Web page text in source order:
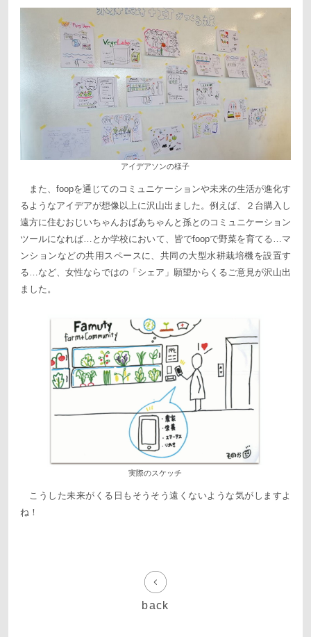
アイデアソンの様子
また、foopを通じてのコミュニケーションや未来の生活が進化す
るようなアイデアが想像以上に沢山出ました。例えば、２台購入し
遠方に住むおじいちゃんおばあちゃんと孫とのコミュニケーション
ツールになれば…とか学校において、皆でfoopで野菜を育てる…マ
ンションなどの共用スペースに、共同の大型水耕栽培機を設置す
る…など、女性ならではの「シェア」願望からくるご意見が沢山出
ました。
実際のスケッチ
こうした未来がくる日もそうそう遠くないような気がしますよ
ね！
back